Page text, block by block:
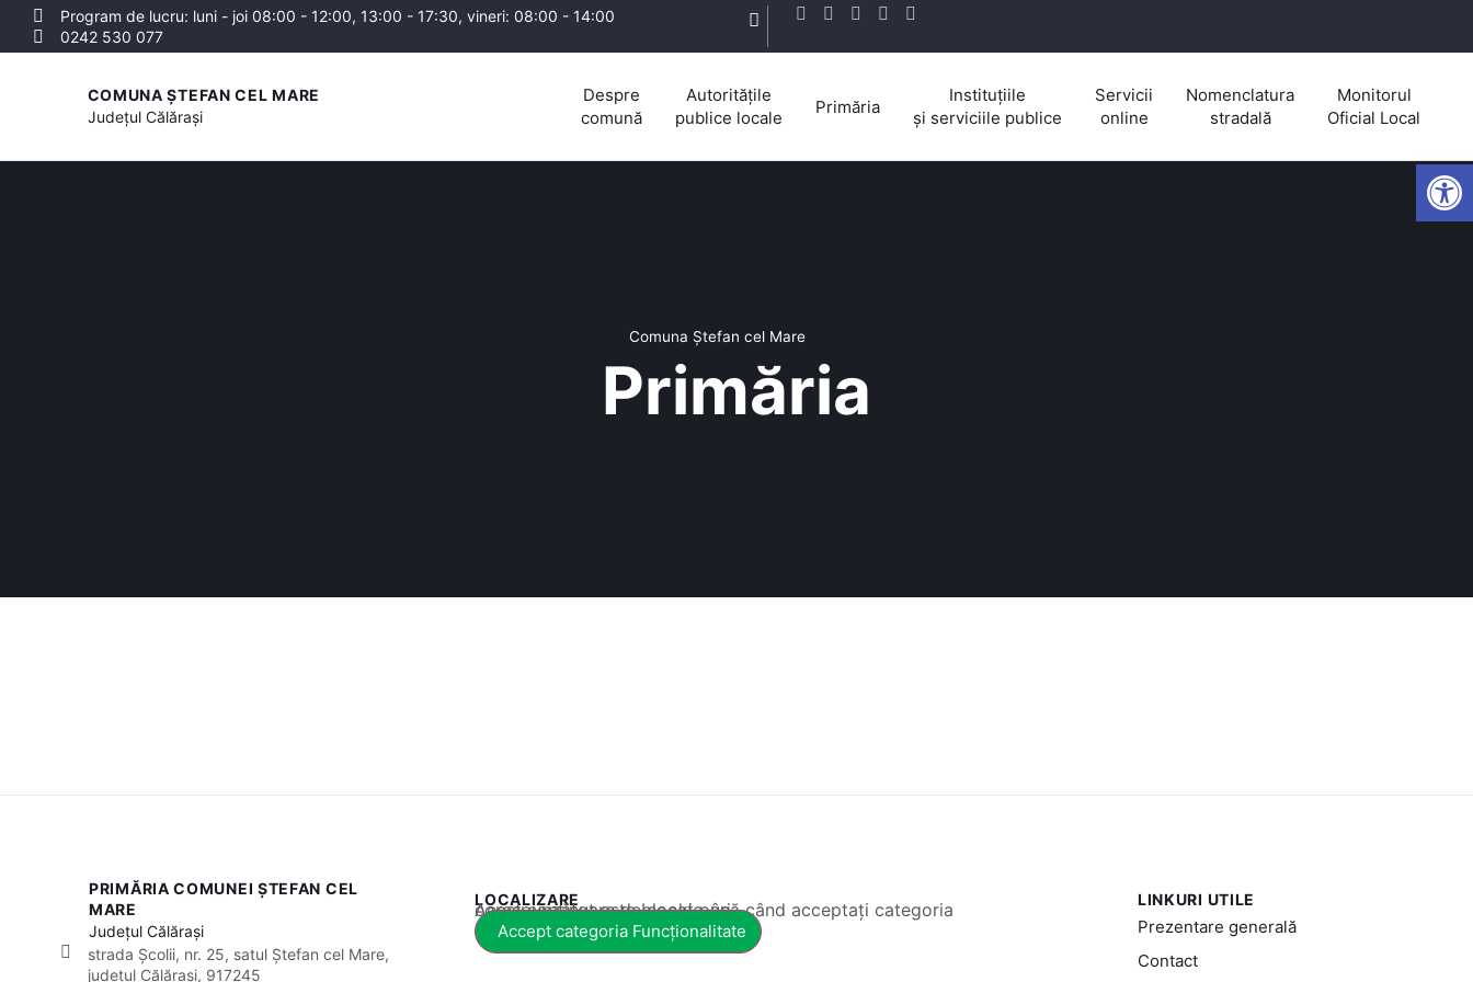
Program de lucru: luni - joi 08:00 - 12:00, 13:00 - 17:30, vineri: 08:00 - 14:00
0242 530 077
COMUNA ȘTEFAN CEL MARE
Județul Călărași
Despre
comună
Autoritățile
publice locale
Primăria
Instituțiile
și serviciile publice
Servicii
online
Nomenclatura
stradală
Monitorul
Oficial Local
Comuna Ștefan cel Mare
Primăria
PRIMĂRIA COMUNEI ȘTEFAN CEL
MARE
JudețulCălărași
strada Școlii, nr. 25, satul Ștefan cel Mare,
județul Călărași, 917245
LOCALIZARE
Acest conținut este blocat până când acceptați categoria corespunzătoare de cookie-uri.
Accept categoria Funcționalitate
LINKURI UTILE
Prezentare generală
Contact